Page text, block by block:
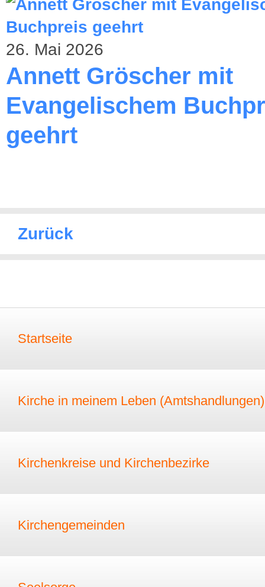
26. Mai 2026
Annett Gröscher mit
Evangelischem
geehrt
Zurück
Startseite
Kirche in meinem Leben (Amtshandlungen)
Kirchenkreise und Kirchenbezirke
Kirchengemeinden